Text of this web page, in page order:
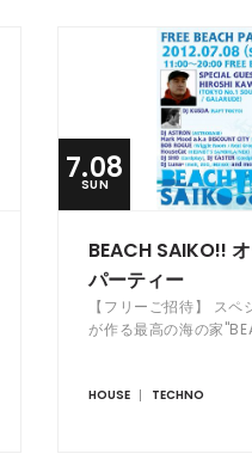
7.08
SUN
BEACH SAIKO!!
パーティー
【フリーご招待】 スペ
が作る最高の海の家
HOUSE TECHNO